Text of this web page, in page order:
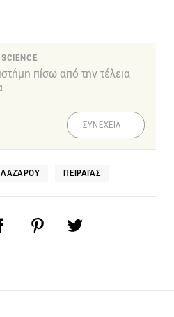
πίσω από την τέλεια
ΣΥΝΕΧΕΙΑ
ΛΑΖΆΡΟΥ ΠΕΙΡΑΙΆΣ